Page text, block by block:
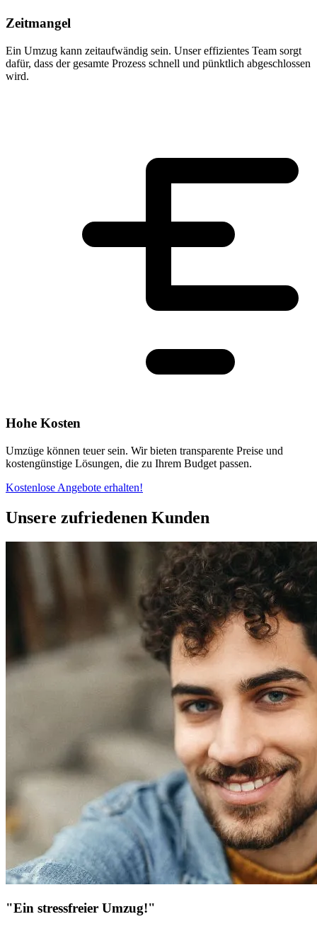
Zeitmangel
Ein Umzug kann zeitaufwändig sein. Unser effizientes Team sorgt
dafür, dass der gesamte Prozess schnell und pünktlich abgeschlossen
wird.
Hohe Kosten
Umzüge können teuer sein. Wir bieten transparente Preise und
kostengünstige Lösungen, die zu Ihrem Budget passen.
Kostenlose Angebote erhalten!
Unsere zufriedenen Kunden
"Ein stressfreier Umzug!"